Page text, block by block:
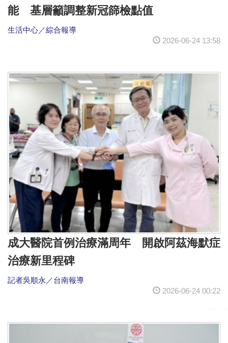
能 基層籲調整新冠篩檢點值
生活中心／綜合報導
2026-06-24 13:58
成大醫院首例治療滿周年 開啟阿茲海默症
治療新里程碑
記者吳順永／台南報導
2026-06-24 00:22